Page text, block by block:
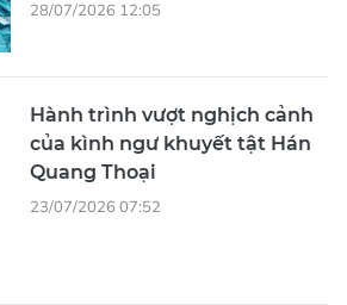
của kình ngư khuyết tật Hán
Hơn 3.000 thương hiệu tham